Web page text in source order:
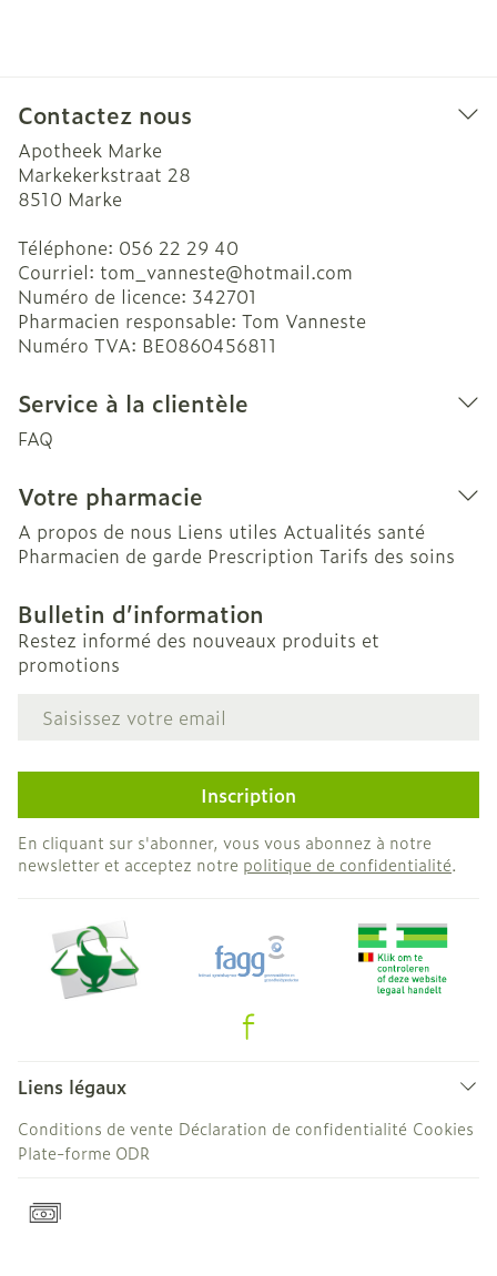
Contactez nous
Apotheek Marke
Markekerkstraat 28
8510 Marke
Téléphone: 056 22 29 40
Courriel: tom_vanneste@hotmail.com
Numéro de licence: 342701
Pharmacien responsable: Tom Vanneste
Numéro TVA: BE0860456811
Service à la clientèle
FAQ
Votre pharmacie
A propos de nous Liens utiles Actualités santé
Pharmacien de garde Prescription Tarifs des soins
Bulletin d’information
Restez informé des nouveaux produits et
promotions
Adresse mail
Inscription
En cliquant sur s'abonner, vous vous abonnez à notre
newsletter et acceptez notre politique de confidentialité.
Liens légaux
Conditions de vente Déclaration de confidentialité Cookies
Plate-forme ODR